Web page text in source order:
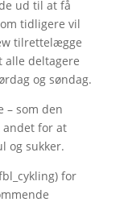
ud til at få
tidligere vil
tilrettelægge
alle deltagere
og søndag.
– som den
for at
og sukker.
for